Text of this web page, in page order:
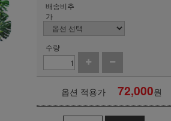
배송비추
가
수량
옵션 적용가 72,000원